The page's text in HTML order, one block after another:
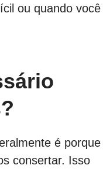
ou quando você
é porque
consertar. Isso